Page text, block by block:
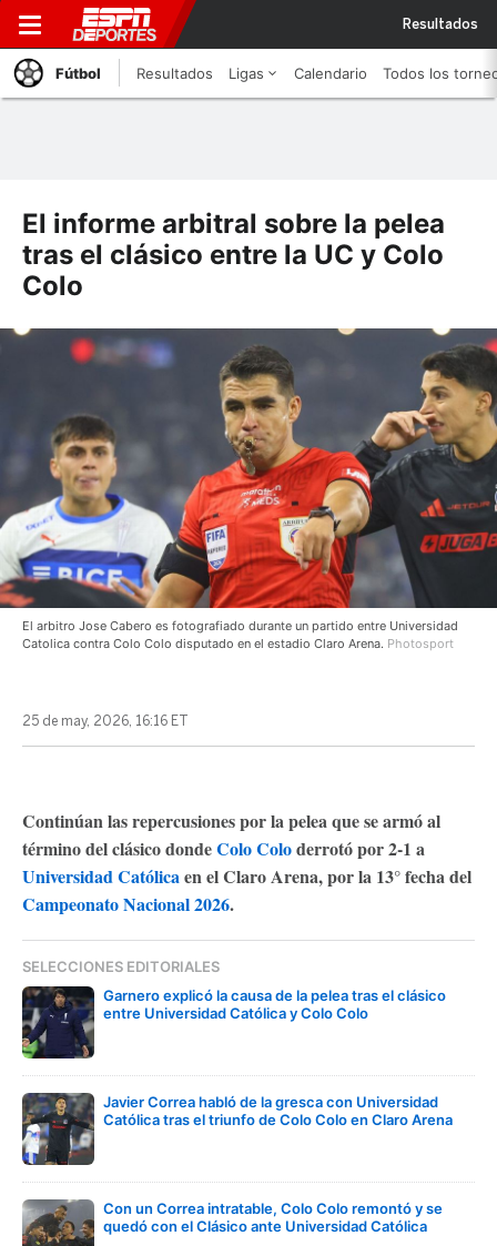
Resultados
Fútbol Resultados Ligas Calendario Todos los
El informe arbitral sobre la pelea
tras el clásico entre la UC y Colo
Colo
El arbitro Jose Cabero es fotografiado durante un partido entre Universidad
Catolica contra Colo Colo disputado en el estadio Claro Arena. Photosport
25 de may, 2026, 16:16 ET
Continúan las repercusiones por la pelea que se armó al
término del clásico dondeColo Coloderrotó por 2-1 a
Universidad Católicaen el Claro Arena, por la 13° fecha del
Campeonato Nacional 2026.
SELECCIONES EDITORIALES
Garnero explicó la causa de la pelea tras el clásico
entre Universidad Católica y Colo Colo
Javier Correa habló de la gresca con Universidad
Católica tras el triunfo de Colo Colo en Claro Arena
Con un Correa intratable, Colo Colo remontó y se
quedó con el Clásico ante Universidad Católica